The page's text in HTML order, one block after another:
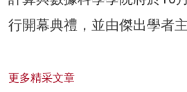
行開幕典禮，並由傑出學者
更多精采文章